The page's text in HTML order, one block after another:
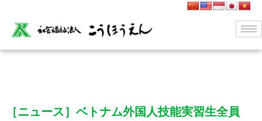
［ニュース］ベトナム外国人技能実習生全員